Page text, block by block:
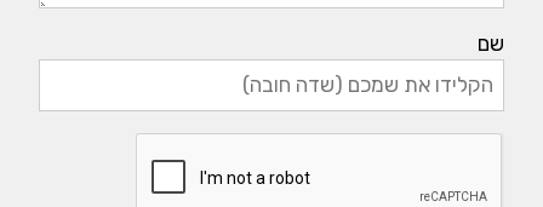
שם